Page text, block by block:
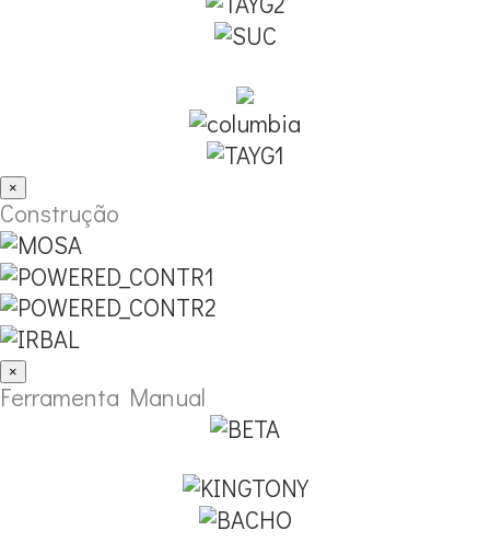
×
Construção
×
Ferramenta Manual